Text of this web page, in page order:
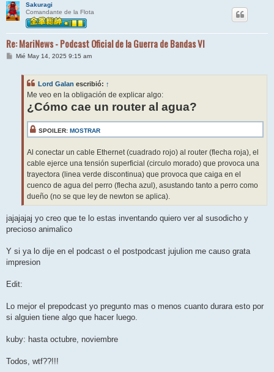
Sakuragi
Comandante de la Flota
Re: MariNews - Podcast Oficial de la Guerra de Bandas VI
MMié May 14, 2025 9:15 am
Lord Galan escribió: ↑
Me veo en la obligación de explicar algo:
¿Cómo cae un router al agua?
SPOILER: MOSTRAR
Al conectar un cable Ethernet (cuadrado rojo) al router (flecha roja), el
cable ejerce una tensión superficial (circulo morado) que provoca una
trayectora (linea verde discontinua) que provoca que caiga en el
cuenco de agua del perro (flecha azul), asustando tanto a perro como
dueño (no se que ley de newton se aplica).
jajajajaj yo creo que te lo estas inventando quiero ver al susodicho y
precioso animalico
Y si ya lo dije en el podcast o el postpodcast jujulion me causo grata
impresion
Edit:
Lo mejor el prepodcast yo pregunto mas o menos cuanto durara esto por
si alguien tiene algo que hacer luego.
kuby: hasta octubre, noviembre
Todos, wtf??!!!